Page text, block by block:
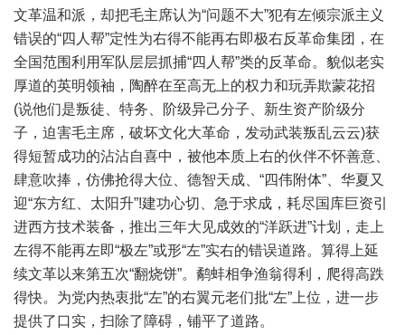
文革温和派，却把毛主席认为“问题不大”犯有左倾宗派主义
错误的“四人帮”定性为右得不能再右即极右反革命集团，在
全国范围利用军队层层抓捕“四人帮”类的反革命。貌似老实
厚道的英明领袖，陶醉在至高无上的权力和玩弄欺蒙花招
(说他们是叛徒、特务、阶级异己分子、新生资产阶级分
子，迫害毛主席，破坏文化大革命，发动武装叛乱云云)获
得短暂成功的沾沾自喜中，被他本质上右的伙伴不怀善意、
肆意吹捧，仿佛抢得大位、德智天成、“四伟附体”、华夏又
迎“东方红、太阳升”!建功心切、急于求成，耗尽国库巨资引
进西方技术装备，推出三年大见成效的“洋跃进”计划，走上
左得不能再左即“极左”或形“左”实右的错误道路。算得上延
续文革以来第五次“翻烧饼”。鹬蚌相争渔翁得利，爬得高跌
得快。为党内热衷批“左”的右翼元老们批“左”上位，进一步
提供了口实，扫除了障碍，铺平了道路。